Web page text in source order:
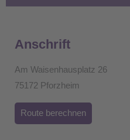
Anschrift
Am Waisenhausplatz 26
75172 Pforzheim
Route berechnen